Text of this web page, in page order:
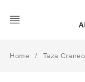
Home / Taza Craneo